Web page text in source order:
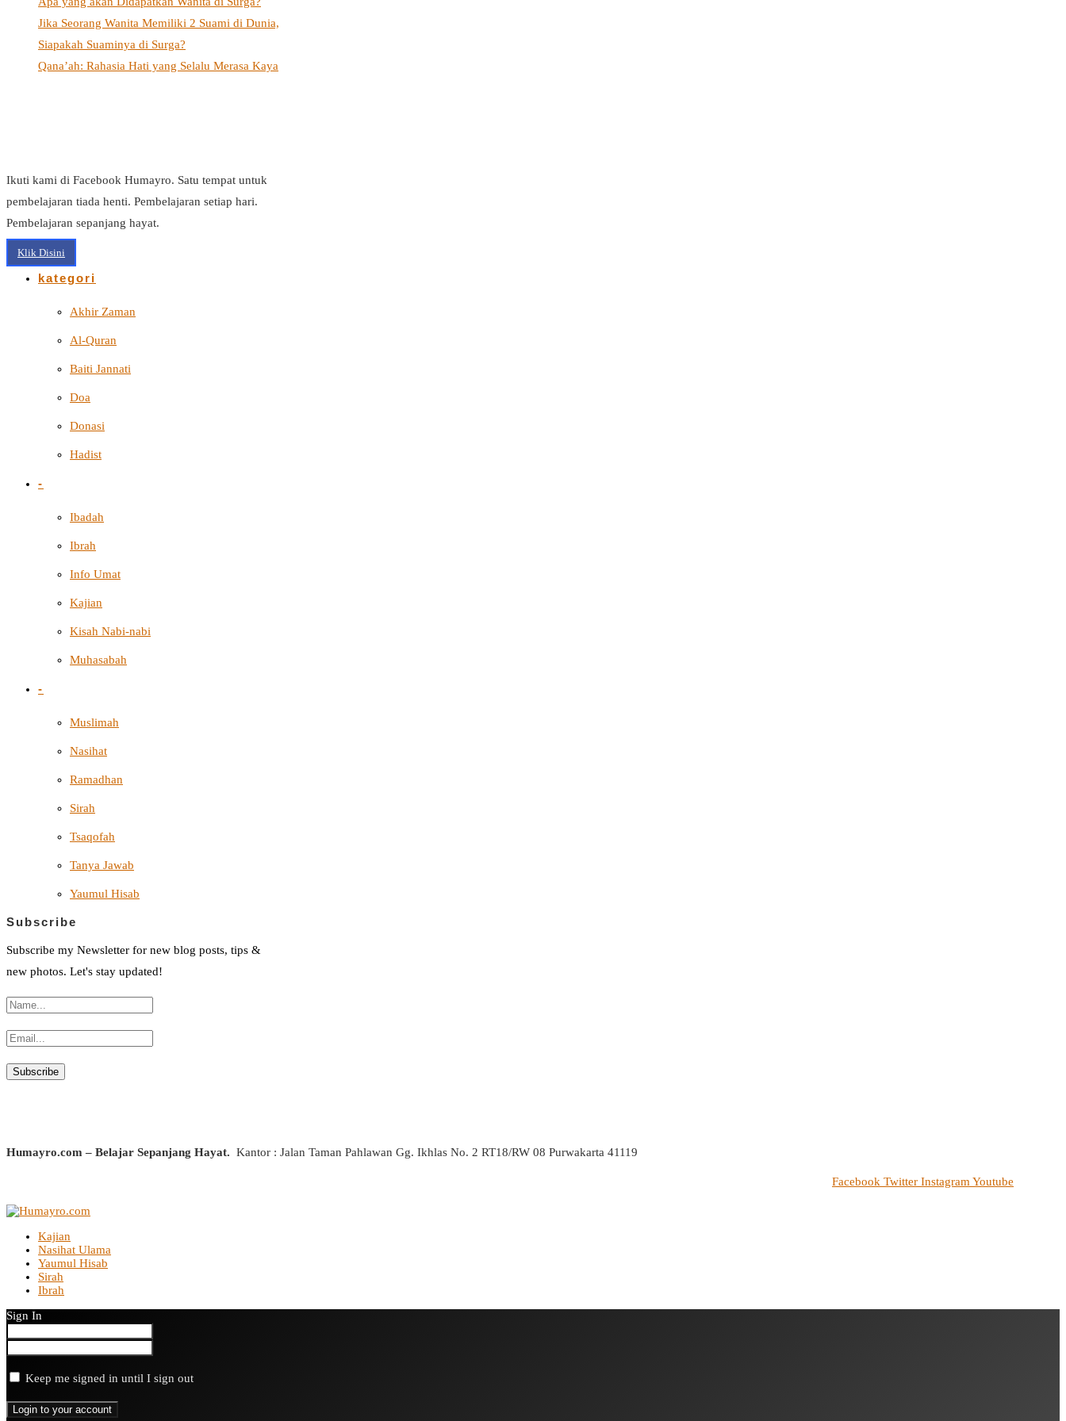
Jika Seorang Wanita Memiliki 2 Suami di Dunia,
Siapakah Suaminya di Surga?
Qana’ah: Rahasia Hati yang Selalu Merasa Kaya
Ikuti kami di Facebook Humayro. Satu tempat untuk
pembelajaran tiada henti. Pembelajaran setiap hari.
Pembelajaran sepanjang hayat.
Klik Disini
kategori
Akhir Zaman
Al-Quran
Baiti Jannati
Doa
Donasi
Hadist
-
Ibadah
Ibrah
Info Umat
Kajian
Kisah Nabi-nabi
Muhasabah
-
Muslimah
Nasihat
Ramadhan
Sirah
Tsaqofah
Tanya Jawab
Yaumul Hisab
Subscribe
Subscribe my Newsletter for new blog posts, tips &
new photos. Let's stay updated!
Humayro.com – Belajar Sepanjang Hayat. Kantor : Jalan Taman Pahlawan Gg. Ikhlas No. 2 RT18/RW 08 Purwakarta 41119
Facebook Twitter InstagramYoutube
Kajian
Nasihat Ulama
Yaumul Hisab
Sirah
Ibrah
Sign In
Keep me signed in until I sign out